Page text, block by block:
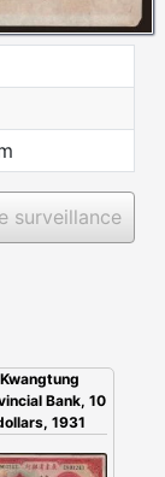
surveillance
Kwangtung
Bank, 10
1931